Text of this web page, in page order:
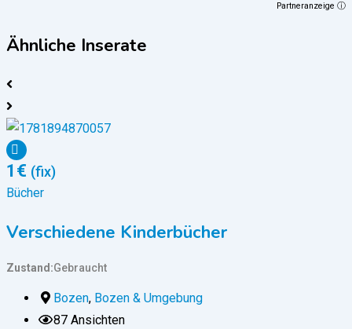
Partneranzeige ⓘ
Ähnliche Inserate
1 € (fix)
Bücher
Verschiedene Kinderbücher
Zustand Gebraucht
Bozen, Bozen & Umgebung
87 Ansichten